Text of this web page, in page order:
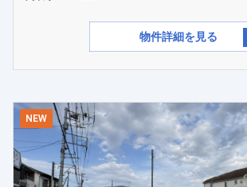
物件詳細を見る
NEW